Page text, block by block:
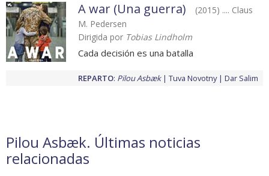
A war (Una guerra)
(2015) .... Claus
M. Pedersen
Dirigida por Tobias Lindholm
Cada decisión es una batalla
REPARTO: Pilou Asbæk Tuva Novotny Dar Salim
Pilou Asbæk. Últimas noticias
relacionadas